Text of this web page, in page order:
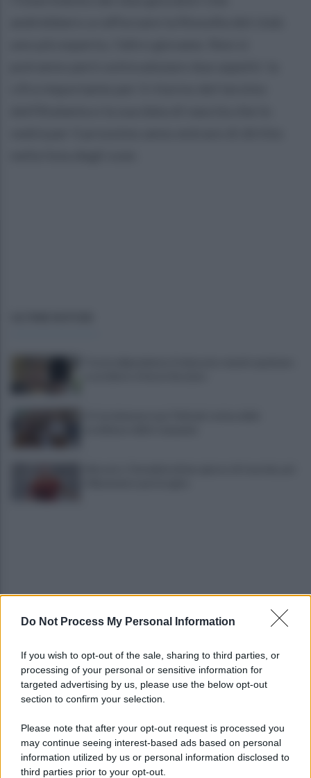
Do Not Process My Personal Information
If you wish to opt-out of the sale, sharing to third parties, or
processing of your personal or sensitive information for
targeted advertising by us, please use the below opt-out
section to confirm your selection.
Please note that after your opt-out request is processed you
may continue seeing interest-based ads based on personal
information utilized by us or personal information disclosed to
third parties prior to your opt-out.
Tony Prisco, tutto pronto per una regia da
Imprenditore onoranze funebri, nell'auto un
lampeggiante delle forze di polizia